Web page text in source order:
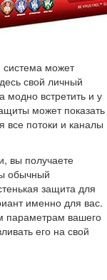
система может
свой личный
модно встретить и у
может показать
все потоки и каналы
вы получаете
обычный
защита для
именно для вас.
параметрам вашего
его на свой